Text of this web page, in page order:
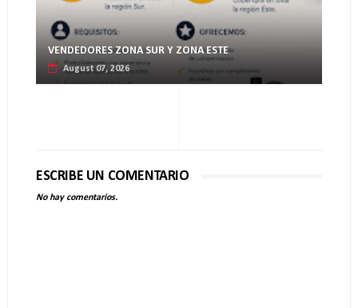
VENDEDORES ZONA SUR Y ZONA ESTE
August 07, 2026
ESCRIBE UN COMENTARIO
No hay comentarios.